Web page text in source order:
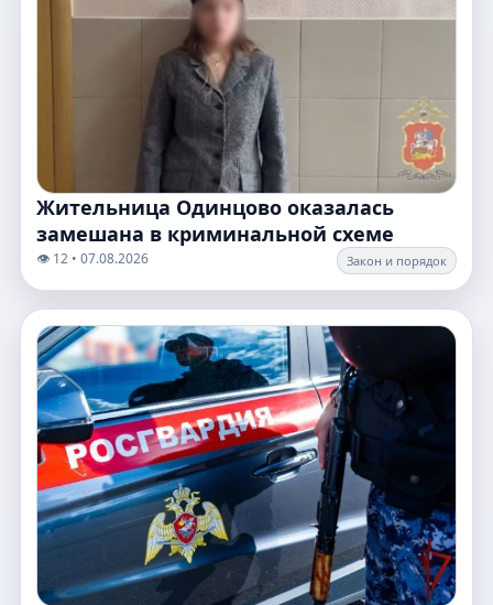
Жительница Одинцово оказалась
замешана в криминальной схеме
👁️ 12 • 07.08.2026 Закон и порядок